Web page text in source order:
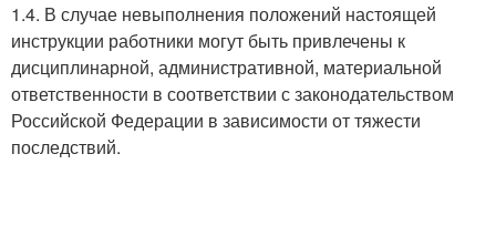
1.4. В случае невыполнения положений настоящей
инструкции работники могут быть привлечены к
дисциплинарной, административной, материальной
ответственности в соответствии с законодательством
Российской Федерации в зависимости от тяжести
последствий.